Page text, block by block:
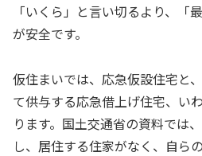
「いくら」と言い切るより、「
が安全です。
仮住まいでは、応急仮設住宅と
て供与する応急借上げ住宅、い
ります。国土交通省の資料では
し、居住する住家がなく、自ら